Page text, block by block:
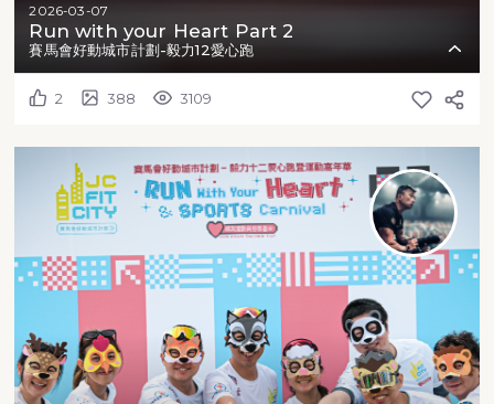
2026-03-07
Run with your Heart Part 2
賽馬會好動城市計劃-毅力12愛心跑
2 388 3109